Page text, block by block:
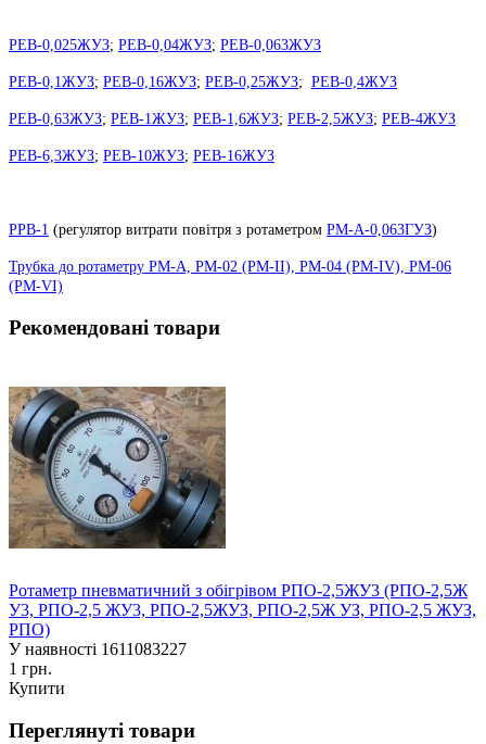
РЕВ-0,025ЖУЗ; РЕВ-0,04ЖУЗ; РЕВ-0,063ЖУЗ
РЕВ-0,1ЖУЗ; РЕВ-0,16ЖУЗ; РЕВ-0,25ЖУЗ; РЕВ-0,4ЖУЗ
РЕВ-0,63ЖУЗ; РЕВ-1ЖУЗ; РЕВ-1,6ЖУЗ; РЕВ-2,5ЖУЗ; РЕВ-4ЖУЗ
РЕВ-6,3ЖУЗ; РЕВ-10ЖУЗ; РЕВ-16ЖУЗ
РРВ-1 (регулятор витрати повітря з ротаметром РМ-А-0,063ГУЗ)
Трубка до ротаметру РМ-А, РМ-02 (РМ-II), РМ-04 (РМ-IV), РМ-06
(РМ-VI)
Рекомендовані товари
Ротаметр пневматичний з обігрівом РПО-2,5ЖУ3 (РПО-2,5Ж
У3, РПО-2,5 ЖУ3, РПО-2,5ЖУЗ, РПО-2,5Ж УЗ, РПО-2,5 ЖУЗ,
РПО)
У наявності 1611083227
1 грн.
Купити
Переглянуті товари